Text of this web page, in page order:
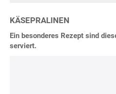
KÄSEPRALINEN
Ein besonderes Rezept sind
serviert.